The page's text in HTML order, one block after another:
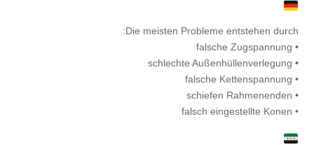
Die meisten Probleme entstehen durch:
• falsche Zugspannung
• schlechte Außenhüllenverlegung
• falsche Kettenspannung
• schiefen Rahmenenden
• falsch eingestellte Konen